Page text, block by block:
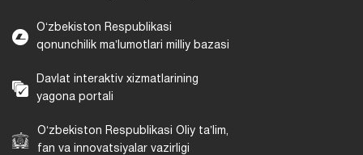
Oʻzbekiston Respublikasi
qonunchilik maʼlumotlari milliy bazasi
Davlat interaktiv xizmatlarining
yagona portali
Oʻzbekiston Respublikasi Oliy taʼlim,
fan va innovatsiyalar vazirligi